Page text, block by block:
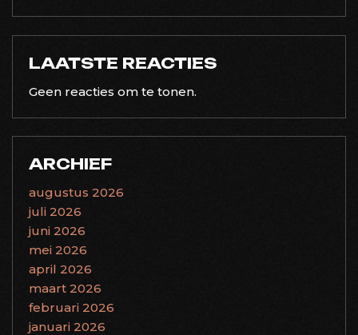
LAATSTE REACTIES
Geen reacties om te tonen.
ARCHIEF
augustus 2026
juli 2026
juni 2026
mei 2026
april 2026
maart 2026
februari 2026
januari 2026